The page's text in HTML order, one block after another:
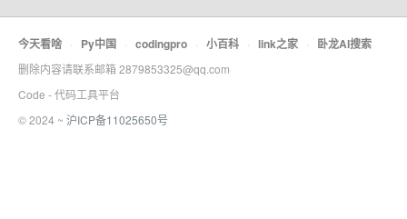
今天看啥 · Py中国 · codingpro · 小百科 · link之家 · 卧龙AI搜索
删除内容请联系邮箱 2879853325@qq.com
Code - 代码工具平台
© 2024 ~ 沪ICP备11025650号